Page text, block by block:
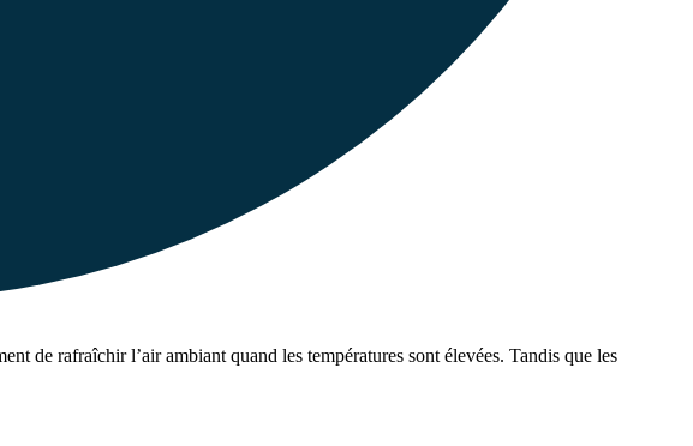
de rafraîchir l’air ambiant quand les températures sont élevées. Tandis que les